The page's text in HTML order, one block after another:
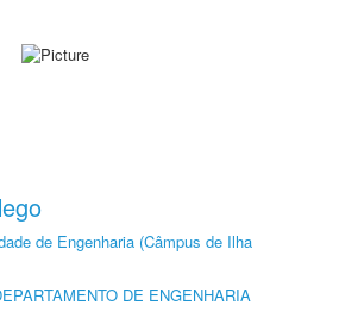
de Engenharia (Câmpus de Ilha
DE ENGENHARIA